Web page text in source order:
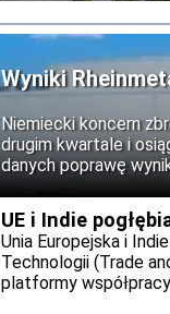
Wyniki
Niemiecki koncern
drugim kwartale i
danych poprawę
elementem
cash flow).
UE i Indie
Unia Europejska i
Technologii (Trade
platformy